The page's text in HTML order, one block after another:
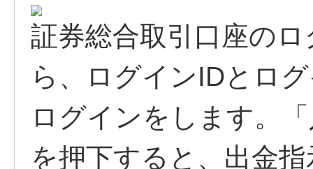
証券総合取引口座の
ら、ログインIDとロ
ログインをします。
を押下すると、出金